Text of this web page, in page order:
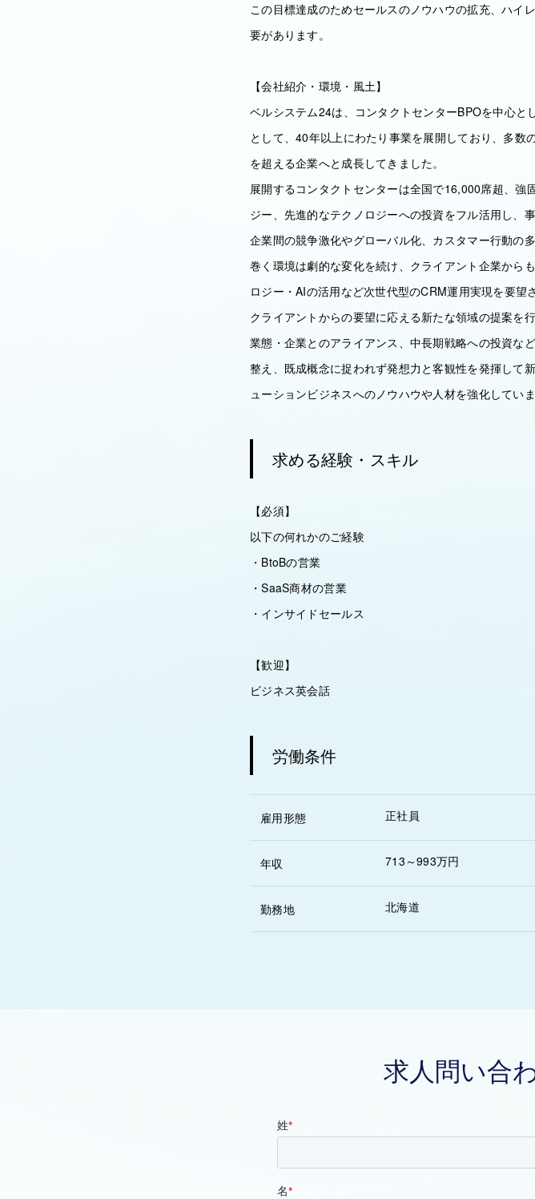
この目標達成のためセールスのノウハウの拡充、ハイ
要があります。
【会社紹介・環境・風土】
ベルシステム24は、コンタクトセンターBPOを中心
として、40年以上にわたり事業を展開しており、多
を超える企業へと成長してきました。
展開するコンタクトセンターは全国で16,000席超、強
ジー、先進的なテクノロジーへの投資をフル活用し、
企業間の競争激化やグローバル化、カスタマー行動の
巻く環境は劇的な変化を続け、クライアント企業から
ロジー・AIの活用など次世代型のCRM運用実現を要望
クライアントからの要望に応える新たな領域の提案を
業態・企業とのアライアンス、中長期戦略への投資な
整え、既成概念に捉われず発想力と客観性を発揮して
ューションビジネスへのノウハウや人材を強化していま
求める経験・スキル
【必須】
以下の何れかのご経験
・BtoBの営業
・SaaS商材の営業
・インサイドセールス
【歓迎】
ビジネス英会話
労働条件
雇用形態 正社員
年収 713～993万円
勤務地 北海道
求人問い合